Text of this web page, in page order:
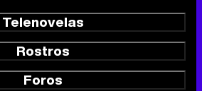
Telenovelas
Rostros
Foros